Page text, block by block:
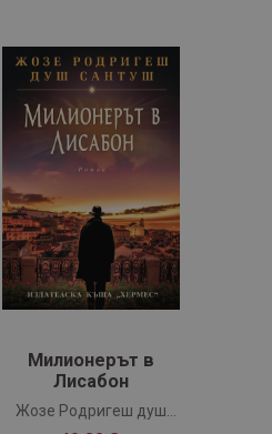
Милионерът в
Лисабон
Жозе Родригеш душ